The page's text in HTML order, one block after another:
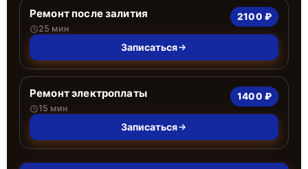
Ремонт после залития
25 мин
2100 ₽
Записаться
Ремонт электроплаты
15 мин
1400 ₽
Записаться